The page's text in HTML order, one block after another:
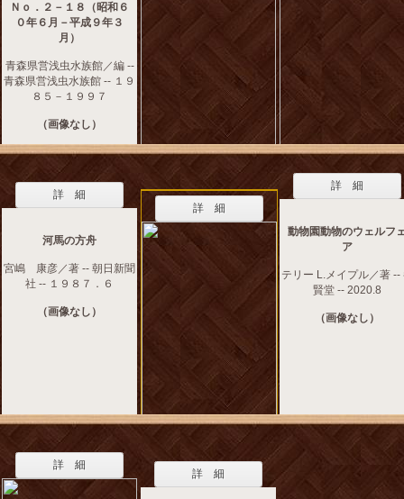
Ｎｏ．２－１８（昭和６
０年６月－平成９年３
月）
青森県営浅虫水族館／編 --
青森県営浅虫水族館 -- １９
８５－１９９７
（画像なし）
詳 細
河馬の方舟
宮嶋 康彦／著 -- 朝日新聞
社 -- １９８７．６
（画像なし）
詳 細
詳 細
動物園動物のウェルフ
ア
テリー L.メイプル／著 --
賢堂 -- 2020.8
（画像なし）
詳 細
詳 細